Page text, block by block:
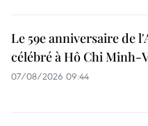
Le 59e anniversaire de
célébré à Hô Chi Minh-
07/08/2026 09:44